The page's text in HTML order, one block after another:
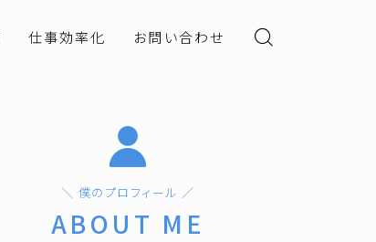
仕事効率化 お問い合わせ
＼ 僕のプロフィール ／
ABOUT ME